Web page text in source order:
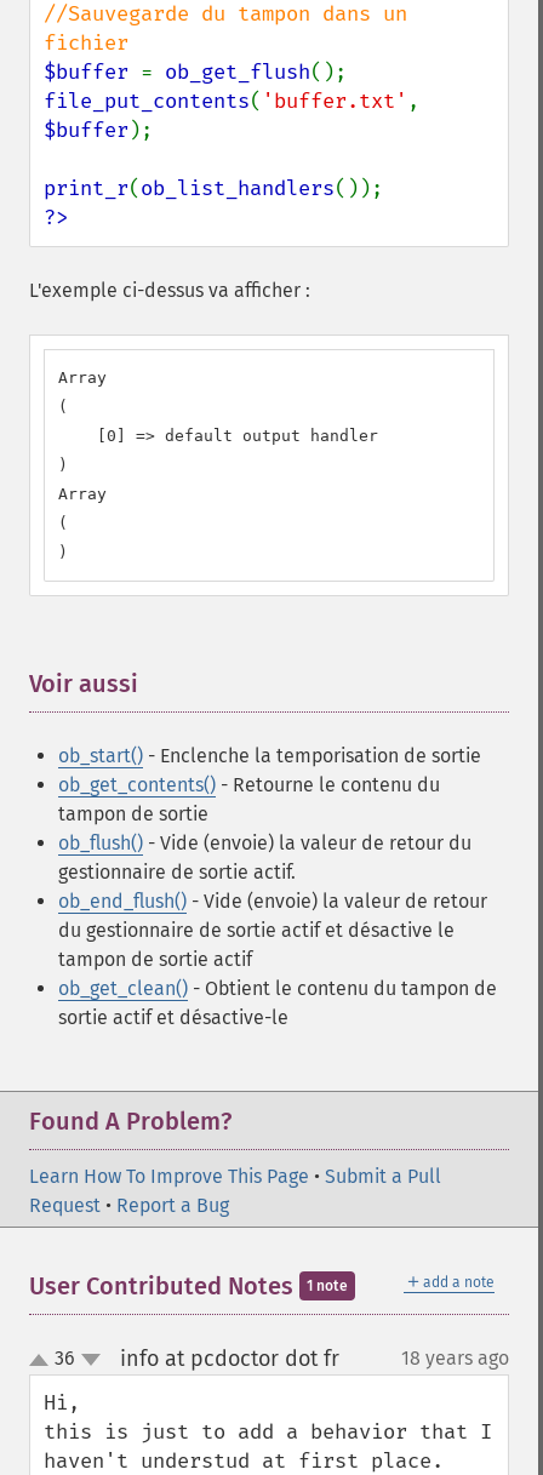
//Sauvegarde du tampon dans un
$buffer = ob_get_flush
file_put_contents( 'buffer.txt'
$buffer );
print_r(ob_list_handlers
?>
L'exemple ci-dessus va afficher :
Array
(
    [0] => default output handler
)
Array
(
)
Voir aussi
ob_start() - Enclenche la temporisation de sortie
ob_get_contents() - Retourne le contenu du
tampon de sortie
ob_flush() - Vide (envoie) la valeur de retour du
gestionnaire de sortie actif.
ob_end_flush() - Vide (envoie) la valeur de retour
du gestionnaire de sortie actif et désactive le
tampon de sortie actif
ob_get_clean() - Obtient le contenu du tampon de
sortie actif et désactive-le
Found A Problem?
Learn How To Improve This Page • Submit a Pull
Request • Report a Bug
＋ add a note
User Contributed Notes 1 note
up
down
36 info at pcdoctor dot fr¶ 18 years ago
Hi,
this is just to add a behavior that I
haven't understud at first place.